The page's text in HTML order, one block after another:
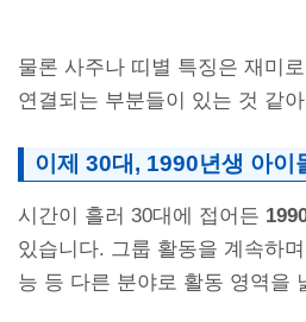
물론 사주나 띠별 특징은 재미
연결되는 부분들이 있는 것 같
이제 30대, 1990년생 아이
시간이 흘러 30대에 접어든
있습니다. 그룹 활동을 계속하
능 등 다른 분야로 활동 영역을